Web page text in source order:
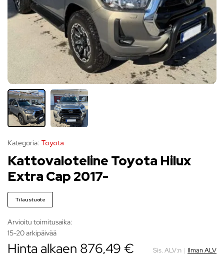
Kategoria: Toyota
Kattovaloteline Toyota Hilux
Extra Cap 2017-
Tilaustuote
Arvioitu toimitusaika:
15-20 arkipäivää
Hinta alkaen 876,49 € Sis. ALV:n | Ilman ALV